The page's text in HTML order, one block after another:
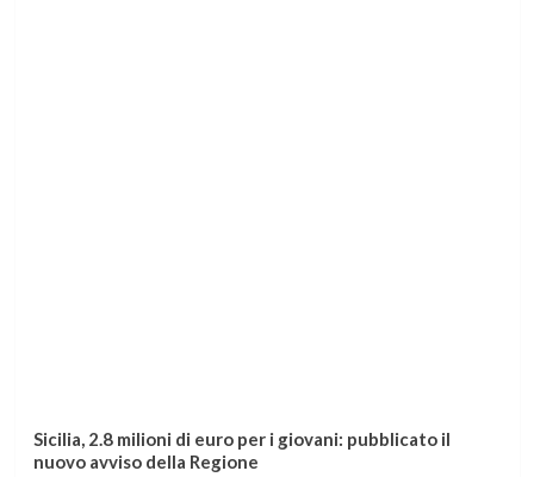
Sicilia, 2.8 milioni di euro per i giovani: pubblicato il
nuovo avviso della Regione